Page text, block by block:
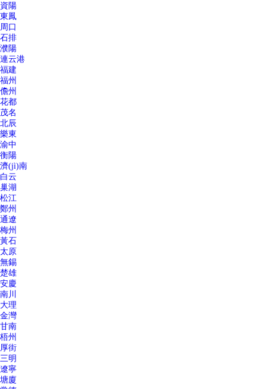
資陽
東鳳
周口
石排
濮陽
連云港
福建
福州
儋州
花都
茂名
北辰
樂東
渝中
衡陽
濟(jì)南
白云
巢湖
松江
鄭州
通遼
梅州
黃石
太原
無錫
楚雄
安慶
南川
大理
金灣
甘南
梧州
厚街
三明
遼寧
塘廈